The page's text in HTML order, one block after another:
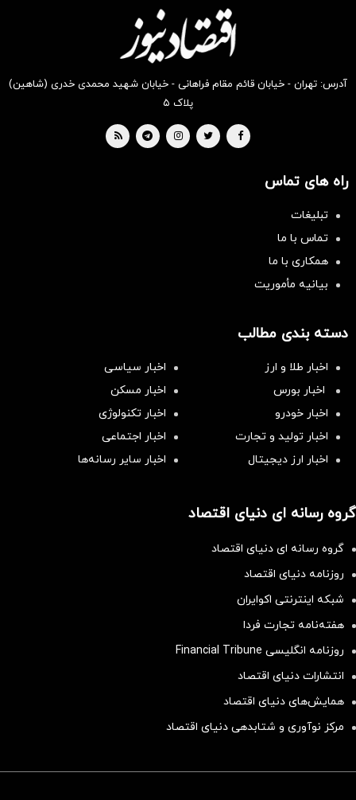
بخر !
بخر !
آدرس: تهران - خیابان قائم مقام فراهانی - خیابان شهید محمدی خدری (شاهین)
پلاک ۵
راه های تماس
تبلیغات
تماس با ما
همکاری با ما
بیانیه مأموریت
دسته بندی مطالب
اخبار طلا و ارز
اخبار سیاسی
اخبار بورس
اخبار مسکن
اخبار خودرو
اخبار تکنولوژی
اخبار تولید و تجارت
اخبار اجتماعی
اخبار ارز دیجیتال
اخبار سایر رسانه‌‌ها
گروه رسانه ای دنیای اقتصاد
گروه رسانه ای دنیای اقتصاد
روزنامه دنیای اقتصاد
شبکه اینترنتی اکوایران
هفته‌نامه تجارت فردا
روزنامه انگلیسی Financial Tribune
انتشارات دنیای اقتصاد
همایش‌های دنیای اقتصاد
مرکز نوآوری و شتابدهی دنیای اقتصاد